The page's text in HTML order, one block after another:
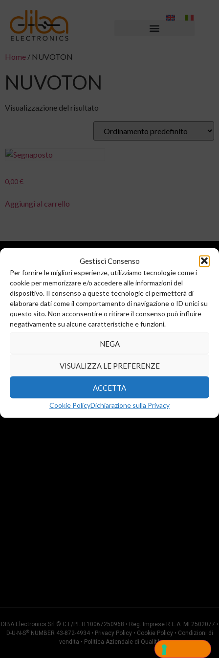
Gestisci Consenso
Per fornire le migliori esperienze, utilizziamo tecnologie come i
cookie per memorizzare e/o accedere alle informazioni del
dispositivo. Il consenso a queste tecnologie ci permetterà di
elaborare dati come il comportamento di navigazione o ID unici su
questo sito. Non acconsentire o ritirare il consenso può influire
negativamente su alcune caratteristiche e funzioni.
NEGA
VISUALIZZA LE PREFERENZE
ACCETTA
Cookie PolicyDichiarazione sulla Privacy
Home / NUVOTON
NUVOTON
Visualizzazione del risultato
0,00€
Aggiungi al carrello
Sede legale e commerciale:
Via Valera, 6
F. +39 02 45508472
info@diba-srl.com
DIBA Electronics Srl © C.F/P.I. IT10067250968 • Reg. Imprese R.E.A. MI 2502077 •
D-U-N-S®NUMBER 43-872-4934 • Privacy Policy• Cookie Policy• Condizioni di
vendita • Politica Aziendale di Qualità